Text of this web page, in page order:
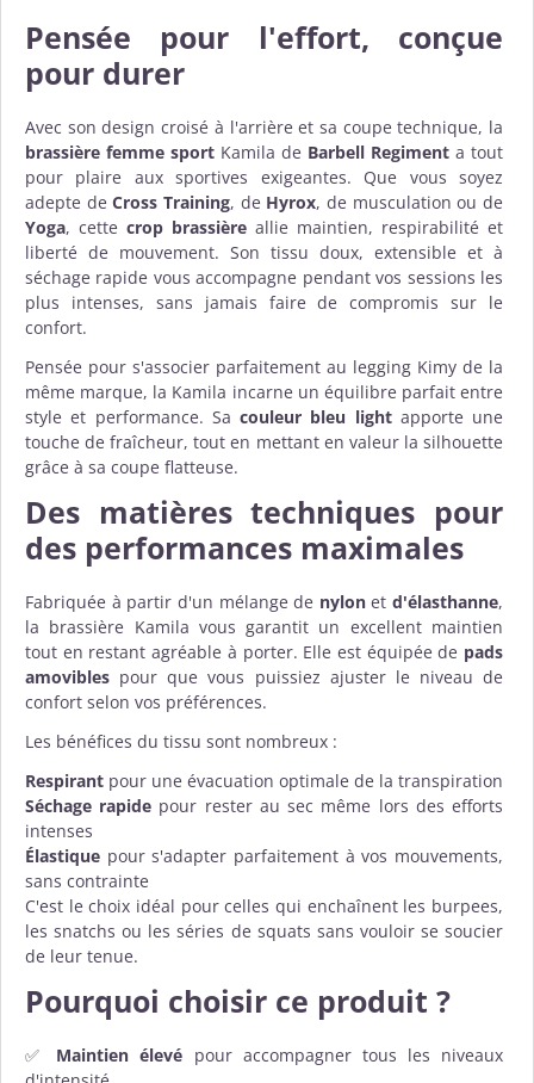
Pensée pour l'effort, conçue
pour durer
Avec son design croisé à l'arrière et sa coupe technique, la
brassière femme sport Kamila de Barbell Regiment a tout
pour plaire aux sportives exigeantes. Que vous soyez
adepte deCross Training, de Hyrox, de musculation ou de
Yoga, cette crop brassière allie maintien, respirabilité et
liberté de mouvement. Son tissu doux, extensible et à
séchage rapide vous accompagne pendant vos sessions les
plus intenses, sans jamais faire de compromis sur le
confort.
Pensée pour s'associer parfaitement au legging Kimy de la
même marque, la Kamila incarne un équilibre parfait entre
style et performance. Sa couleur bleu lightapporte une
touche de fraîcheur, tout en mettant en valeur la silhouette
grâce à sa coupe flatteuse.
Des matières techniques pour
des performances maximales
Fabriquée à partir d'un mélange de nylonet d'élasthanne,
la brassière Kamila vous garantit un excellent maintien
tout en restant agréable à porter. Elle est équipée de pads
amovibles pour que vous puissiez ajuster le niveau de
confort selon vos préférences.
Les bénéfices du tissu sont nombreux :
Respirant pour une évacuation optimale de la transpiration
Séchage rapide pour rester au sec même lors des efforts
intenses
Élastique pour s'adapter parfaitement à vos mouvements,
sans contrainte
C'est le choix idéal pour celles qui enchaînent les burpees,
les snatchs ou les séries de squats sans vouloir se soucier
de leur tenue.
Pourquoi choisir ce produit ?
✅ Maintien élevé pour accompagner tous les niveaux